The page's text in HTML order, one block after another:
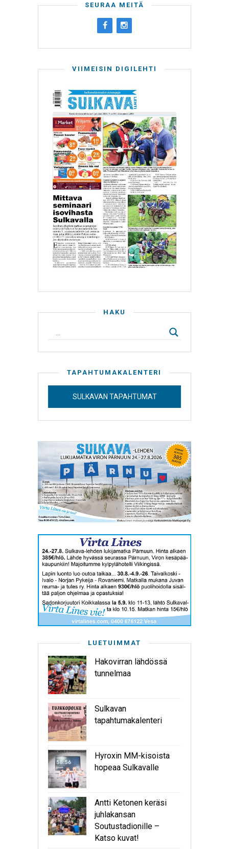
SEURAA MEITÄ
VIIMEISIN DIGILEHTI
HAKU
TAPAHTUMAKALENTERI
SULKAVAN TAPAHTUMAT
LUETUIMMAT
Hakovirran lähdössä
tunnelmaa
Sulkavan
tapahtumakalenteri
Hyroxin MM-kisoista
hopeaa Sulkavalle
Antti Ketonen keräsi
juhlakansan
Soutustadionille –
Katso kuvat!